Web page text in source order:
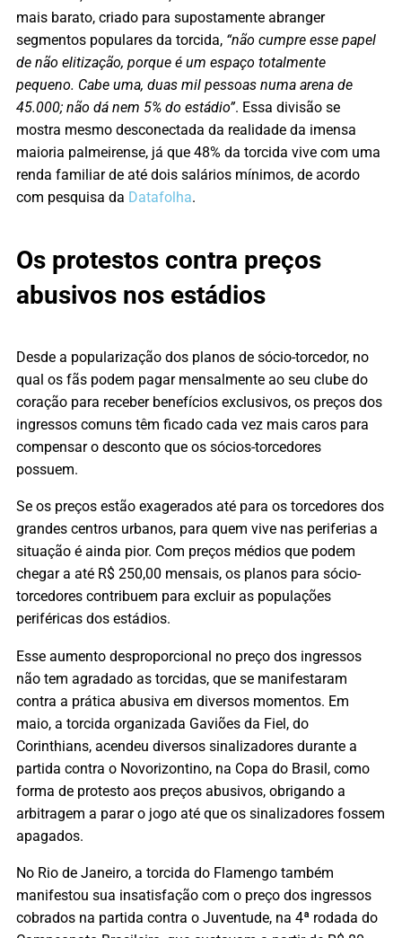
mais barato, criado para supostamente abranger
segmentos populares da torcida, “não cumpre esse papel
de não elitização, porque é um espaço totalmente
pequeno. Cabe uma, duas mil pessoas numa arena de
45.000; não dá nem 5% do estádio”. Essa divisão se
mostra mesmo desconectada da realidade da imensa
maioria palmeirense, já que 48% da torcida vive com uma
renda familiar de até dois salários mínimos, de acordo
com pesquisa da Datafolha.
Os protestos contra preços
abusivos nos estádios
Desde a popularização dos planos de sócio-torcedor, no
qual os fãs podem pagar mensalmente ao seu clube do
coração para receber benefícios exclusivos, os preços dos
ingressos comuns têm ficado cada vez mais caros para
compensar o desconto que os sócios-torcedores
possuem.
Se os preços estão exagerados até para os torcedores dos
grandes centros urbanos, para quem vive nas periferias a
situação é ainda pior. Com preços médios que podem
chegar a até R$ 250,00 mensais, os planos para sócio-
torcedores contribuem para excluir as populações
periféricas dos estádios.
Esse aumento desproporcional no preço dos ingressos
não tem agradado as torcidas, que se manifestaram
contra a prática abusiva em diversos momentos. Em
maio, a torcida organizada Gaviões da Fiel, do
Corinthians, acendeu diversos sinalizadores durante a
partida contra o Novorizontino, na Copa do Brasil, como
forma de protesto aos preços abusivos, obrigando a
arbitragem a parar o jogo até que os sinalizadores fossem
apagados.
No Rio de Janeiro, a torcida do Flamengo também
manifestou sua insatisfação com o preço dos ingressos
cobrados na partida contra o Juventude, na 4ª rodada do